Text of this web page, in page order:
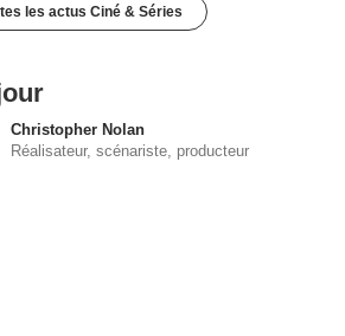
les actus Ciné & Séries
Christopher Nolan
Réalisateur, scénariste, producteur